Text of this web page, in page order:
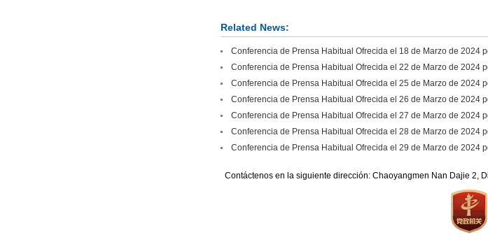
Related News:
Conferencia de Prensa Habitual Ofrecida el 18 de Marzo de 2024
Conferencia de Prensa Habitual Ofrecida el 22 de Marzo de 2024
Conferencia de Prensa Habitual Ofrecida el 25 de Marzo de 2024
Conferencia de Prensa Habitual Ofrecida el 26 de Marzo de 2024
Conferencia de Prensa Habitual Ofrecida el 27 de Marzo de 2024
Conferencia de Prensa Habitual Ofrecida el 28 de Marzo de 2024
Conferencia de Prensa Habitual Ofrecida el 29 de Marzo de 2024
Contáctenos en la siguiente dirección: Chaoyangmen Nan Dajie 2,